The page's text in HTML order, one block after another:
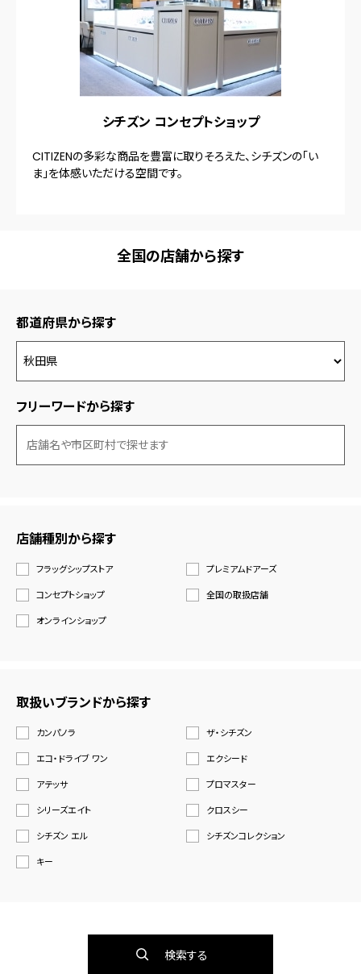
シチズン コンセプトショップ
CITIZENの多彩な商品を豊富に取りそろえた、シチズンの「い
ま」を体感いただける空間です。
全国の店舗から探す
都道府県から探す
フリーワードから探す
店舗種別から探す
フラッグシップストア
プレミアムドアーズ
コンセプトショップ
全国の取扱店舗
オンラインショップ
取扱いブランドから探す
カンパノラ
ザ・シチズン
エコ・ドライブ ワン
エクシード
アテッサ
プロマスター
シリーズエイト
クロスシー
シチズン エル
シチズンコレクション
キー
検索する